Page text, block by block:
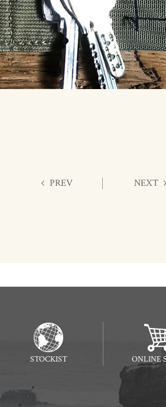
PREV NEXT
STOCKIST ONLINE